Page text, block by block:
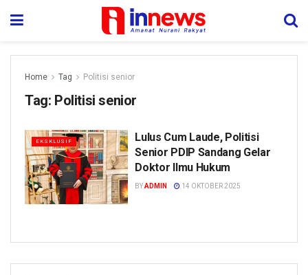
Home Tag Politisi senior
Tag: Politisi senior
EKSKLUSIF
Lulus Cum Laude, Politisi
Senior PDIP Sandang Gelar
Doktor Ilmu Hukum
BY ADMIN 14 OKTOBER 2025